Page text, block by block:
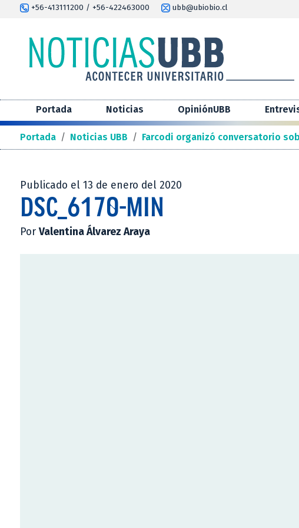
+56-413111200 / +56-422463000 ubb@ubiobio.cl
Portada Noticias OpiniónUBB
Portada / Noticias UBB / Farcodi organizó conversatorio
Publicado el 13 de enero del 2020
DSC_6170-MIN
PorValentina Álvarez Araya